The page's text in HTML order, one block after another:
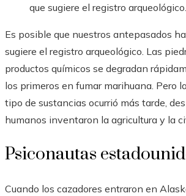
que sugiere el registro arqueológico.
Es posible que nuestros antepasados
sugiere el registro arqueológico. Las
productos químicos se degradan
los primeros en fumar marihuana. Pero
tipo de sustancias ocurrió más tarde,
humanos inventaron la agricultura y la
Psiconautas
Cuando los cazadores entraron en